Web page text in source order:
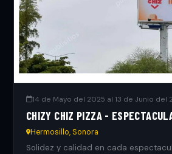
14 de Mayo del 2025 al 13 de Junio del
CHIZY CHIZ PIZZA -
Hermosillo, Sonora
Solidez y calidad en cada